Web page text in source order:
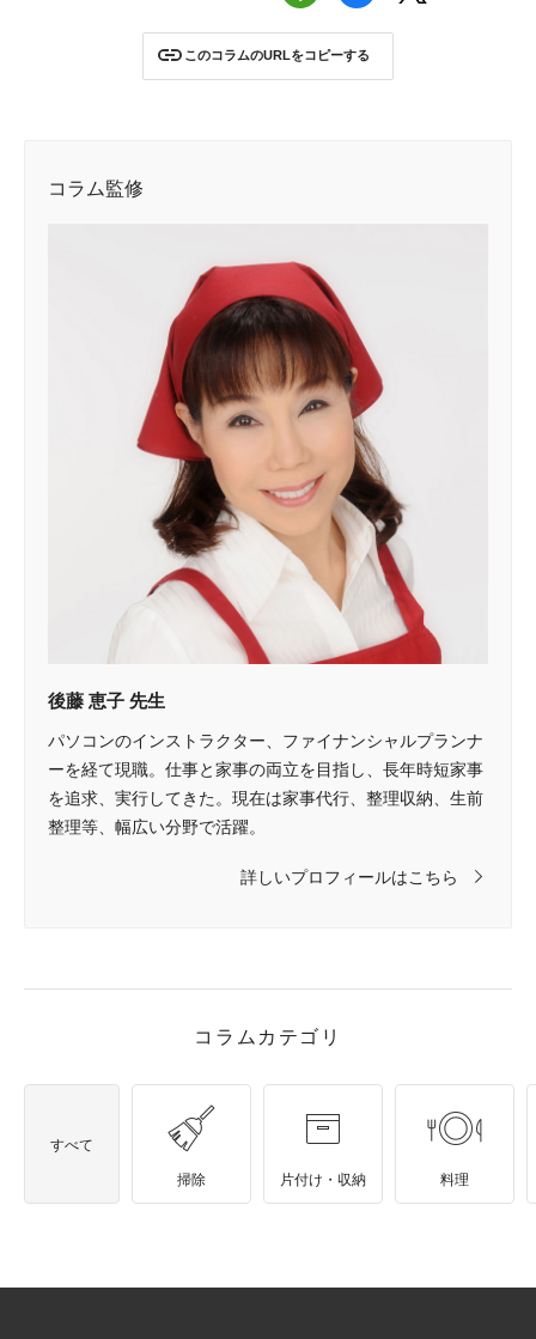
このコラムのURLをコピーする
コラム監修
後藤 恵子 先生
パソコンのインストラクター、ファイナンシャルプランナ
ーを経て現職。仕事と家事の両立を目指し、長年時短家事
を追求、実行してきた。現在は家事代行、整理収納、生前
整理等、幅広い分野で活躍。
詳しいプロフィールはこちら
コラムカテゴリ
すべて
掃除 片付け・収納 料理